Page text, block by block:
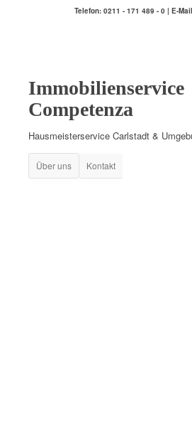
Telefon: 0211 - 171 489 - 0 | E-
Immobilienservice
Competenza
Hausmeisterservice Carlstadt &
Über uns Kontakt